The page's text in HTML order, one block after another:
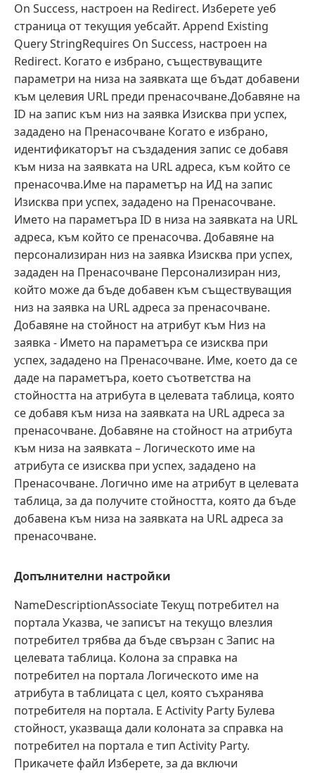
On Success, настроен на Redirect. Изберете уеб
страница от текущия уебсайт. Append Existing
Query StringRequires On Success, настроен на
Redirect. Когато е избрано, съществуващите
параметри на низа на заявката ще бъдат добавени
към целевия URL преди пренасочване.Добавяне на
ID на запис към низ на заявка Изисква при успех,
зададено на Пренасочване Когато е избрано,
идентификаторът на създадения запис се добавя
към низа на заявката на URL адреса, към който се
пренасочва.Име на параметър на ИД на запис
Изисква при успех, зададено на Пренасочване.
Името на параметъра ID в низа на заявката на URL
адреса, към който се пренасочва. Добавяне на
персонализиран низ на заявка Изисква при успех,
зададен на Пренасочване Персонализиран низ,
който може да бъде добавен към съществуващия
низ на заявка на URL адреса за пренасочване.
Добавяне на стойност на атрибут към Низ на
заявка - Името на параметъра се изисква при
успех, зададено на Пренасочване. Име, което да се
даде на параметъра, което съответства на
стойността на атрибута в целевата таблица, която
се добавя към низа на заявката на URL адреса за
пренасочване. Добавяне на стойност на атрибута
към низа на заявката – Логическото име на
атрибута се изисква при успех, зададено на
Пренасочване. Логично име на атрибут в целевата
таблица, за да получите стойността, която да бъде
добавена към низа на заявката на URL адреса за
пренасочване.
Допълнителни настройки
NameDescriptionAssociate Текущ потребител на
портала Указва, че записът на текущо влезлия
потребител трябва да бъде свързан с Запис на
целевата таблица. Колона за справка на
потребител на портала Логическото име на
атрибута в таблицата с цел, която съхранява
потребителя на портала. Е Activity Party Булева
стойност, указваща дали колоната за справка на
потребител на портала е тип Activity Party.
Прикачете файл Изберете, за да включи